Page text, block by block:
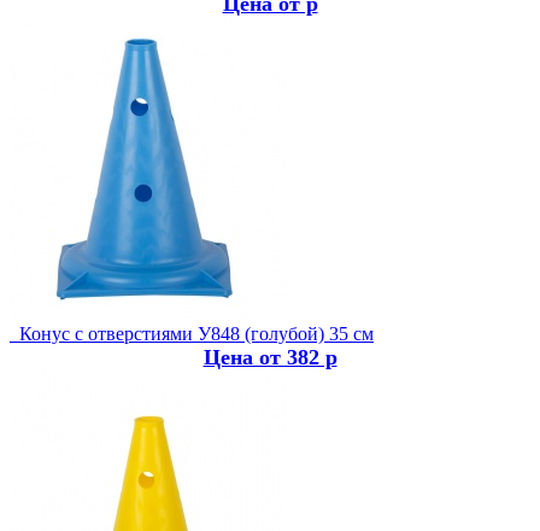
Конус с отверстиями У848 (голубой) 35 см
Цена от 382 р